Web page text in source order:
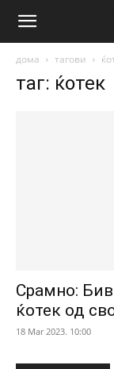
SuperSport.mk
дома тагови
таг: ќотек
Срамно:
ќотек од
18 Mar 2023. 10:00